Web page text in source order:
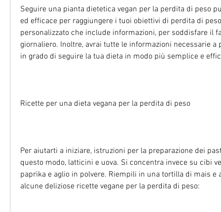
Seguire una pianta dietetica vegan per la perdita di peso
ed efficace per raggiungere i tuoi obiettivi di perdita di
personalizzato che include informazioni, per soddisfare il
giornaliero. Inoltre, avrai tutte le informazioni necessarie a
in grado di seguire la tua dieta in modo più semplice e
Ricette per una dieta vegana per la perdita di peso
Per aiutarti a iniziare, istruzioni per la preparazione dei
questo modo, latticini e uova. Si concentra invece su cibi
paprika e aglio in polvere. Riempili in una tortilla di mais e
alcune deliziose ricette vegane per la perdita di peso: